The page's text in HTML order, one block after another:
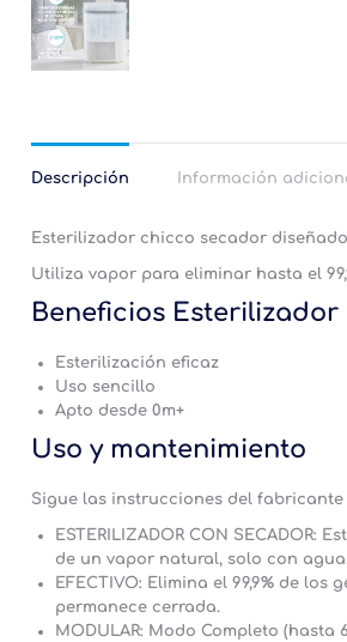
Descripción Información
Esterilizador chicco secador
Utiliza vapor para eliminar hasta el
Beneficios
Esterilización eficaz
Uso sencillo
Apto desde 0m+
Uso y mantenimiento
Sigue las instrucciones del
ESTERILIZADOR CON
de un vapor natural, solo con
EFECTIVO: Elimina el 99,9% de
permanece cerrada.
MODULAR: Modo Completo